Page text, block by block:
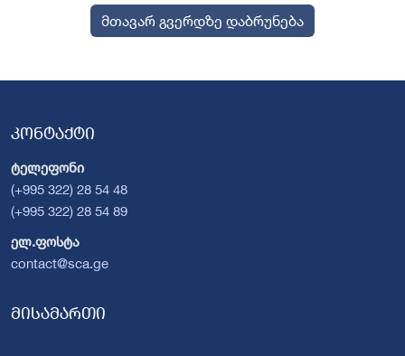
მთავარ გვერდზე დაბრუნება
კონტაქტი
ტელეფონი
(+995 322) 28 54 48
(+995 322) 28 54 89
ელ.ფოსტა
contact@sca.ge
მისამართი